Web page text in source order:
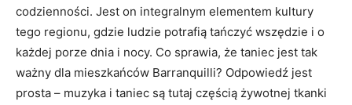
codzienności. Jest⁤ on integralnym elementem kultury
tego regionu,⁣ gdzie ludzie potrafią tańczyć⁣ wszędzie⁢ i⁤ o
każdej porze⁤ dnia i nocy. Co ​sprawia, że taniec ⁤jest tak
ważny dla mieszkańców ⁤Barranquilli? Odpowiedź ⁣jest
prosta – muzyka i⁣ taniec są tutaj częścią ‌żywotnej ‌tkanki